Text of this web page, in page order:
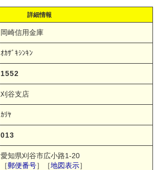
詳細情報
岡崎信用金庫
ｵｶｻﾞｷｼﾝｷﾝ
1552
刈谷支店
ｶﾘﾔ
013
愛知県刈谷市広小路1-20
［郵便番号］［地図表示］